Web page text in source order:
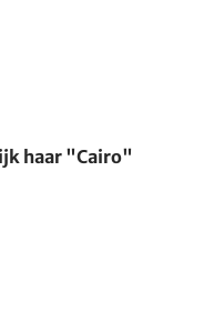
haar "Cairo"